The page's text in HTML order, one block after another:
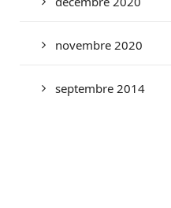
novembre 2020
septembre 2014